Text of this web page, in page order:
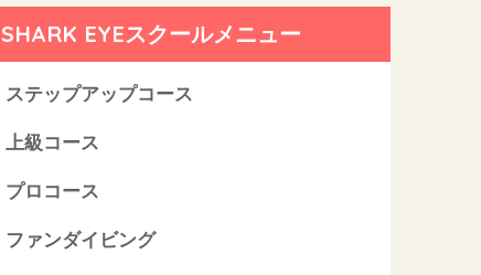
SHARK EYEスクールメニュー
ステップアップコース
上級コース
プロコース
ファンダイビング